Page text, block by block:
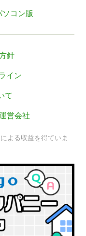
ソコン版
針
イン
て
営会社
よる収益を得ていま